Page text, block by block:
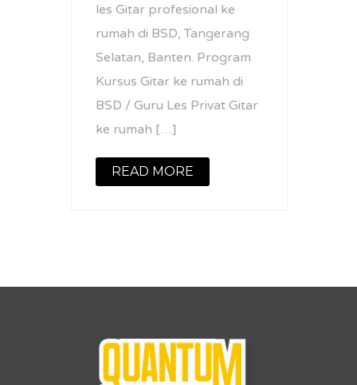
les Gitar profesional ke
rumah di BSD, Tangerang
Selatan, Banten. Program
Kursus Gitar ke rumah di
BSD / Guru Les Privat Gitar
ke rumah […]
READ MORE